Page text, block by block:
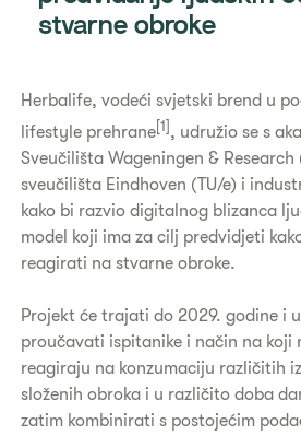
stvarne obroke
Herbalife, vodeći svjetski brend u
lifestyle prehrane [1] , udružio se s
Sveučilišta Wageningen & Research
sveučilišta Eindhoven (TU/e) i
kako bi razvio digitalnog blizanca
model koji ima za cilj predvidjeti
reagirati na stvarne obroke.
Projekt će trajati do 2029. godine i
proučavati ispitanike i način na koji
reagiraju na konzumaciju različitih
složenih obroka i u različito doba
zatim kombinirati s postojećim